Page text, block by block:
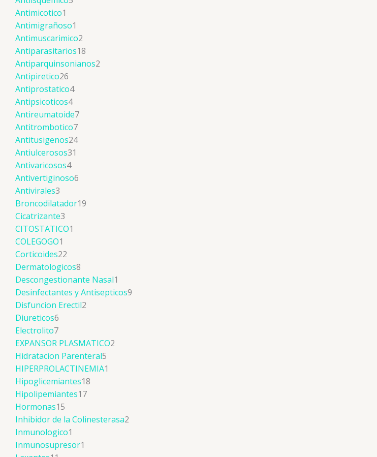
Antimicotico1
Antimigrañoso1
Antimuscarimico2
Antiparasitarios18
Antiparquinsonianos2
Antipiretico26
Antiprostatico4
Antipsicoticos4
Antireumatoide7
Antitrombotico7
Antitusigenos24
Antiulcerosos31
Antivaricosos4
Antivertiginoso6
Antivirales3
Broncodilatador19
Cicatrizante3
CITOSTATICO1
COLEGOGO1
Corticoides22
Dermatologicos8
Descongestionante Nasal1
Desinfectantes y Antisepticos9
Disfuncion Erectil2
Diureticos6
Electrolito7
EXPANSOR PLASMATICO2
Hidratacion Parenteral5
HIPERPROLACTINEMIA1
Hipoglicemiantes18
Hipolipemiantes17
Hormonas15
Inhibidor de la Colinesterasa2
Inmunologico1
Inmunosupresor1